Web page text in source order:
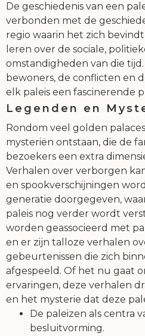
De geschiedenis van een
verbonden met de
regio waarin het zich
leren over de sociale,
omstandigheden van die
bewoners, de conflicten en
elk paleis een fascinerende
Legenden en
Rondom veel golden
mysteriën ontstaan, die de
bezoekers een extra
Verhalen over verborgen
en spookverschijningen
generatie doorgegeven,
paleis nog verder wordt
worden geassocieerd met
en er zijn talloze verhalen
gebeurtenissen die zich
afgespeeld. Of het nu gaat
ervaringen, deze verhalen
en het mysterie dat deze
De paleizen als centra
besluitvorming.